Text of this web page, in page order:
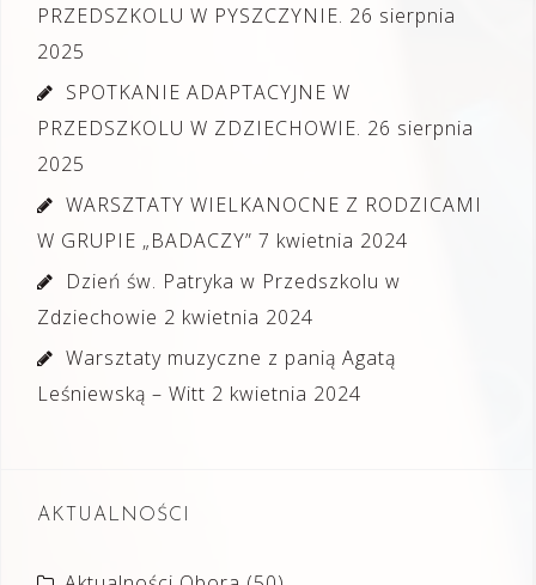
PRZEDSZKOLU W PYSZCZYNIE. 26 sierpnia
2025
SPOTKANIE ADAPTACYJNE W
PRZEDSZKOLU W ZDZIECHOWIE. 26 sierpnia
2025
WARSZTATY WIELKANOCNE Z RODZICAMI
W GRUPIE „BADACZY” 7 kwietnia 2024
Dzień św. Patryka w Przedszkolu w
Zdziechowie 2 kwietnia 2024
Warsztaty muzyczne z panią Agatą
Leśniewską – Witt 2 kwietnia 2024
AKTUALNOŚCI